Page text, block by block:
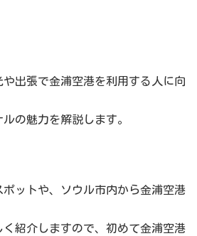
出張で金浦空港を利用する人に向
の魅力を解説します。
ットや、ソウル市内から金浦空港
く紹介しますので、初めて金浦空港